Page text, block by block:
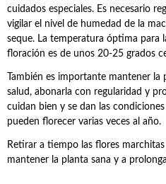
cuidados especiales. Es necesario
vigilar el nivel de humedad de la
seque. La temperatura óptima para
floración es de unos 20-25 grados
También es importante mantener
salud, abonarla con regularidad y
cuidan bien y se dan las
pueden florecer varias veces al año.
Retirar a tiempo las flores
mantener la planta sana y a